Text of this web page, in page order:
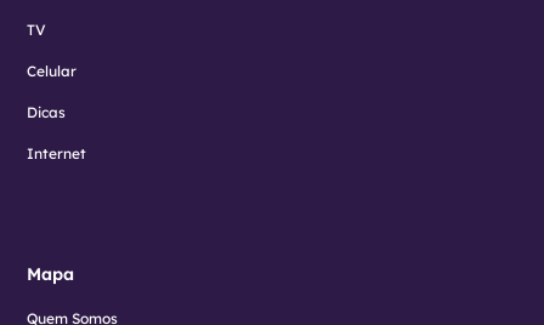
TV
Celular
Dicas
Internet
Mapa
Quem Somos